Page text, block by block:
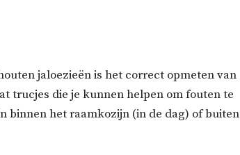
jaloezieën is het correct opmeten van
trucjes die je kunnen helpen om fouten te
binnen het raamkozijn (in de dag) of buiten